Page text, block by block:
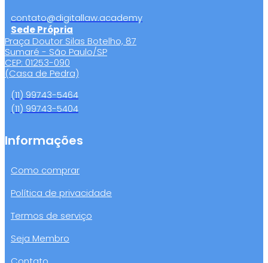
contato@digitallaw.academy
Sede Própria
Praça Doutor Silas Botelho, 87
Sumaré - São Paulo/SP
CEP: 01253-090
(Casa de Pedra)
(11) 99743-5464
(11) 99743-5404
Informações
Como comprar
Política de privacidade
Termos de serviço
Seja Membro